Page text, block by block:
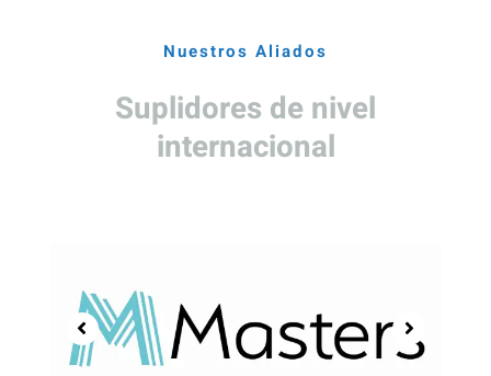
Nuestros Aliados
Suplidores de nivel
internacional